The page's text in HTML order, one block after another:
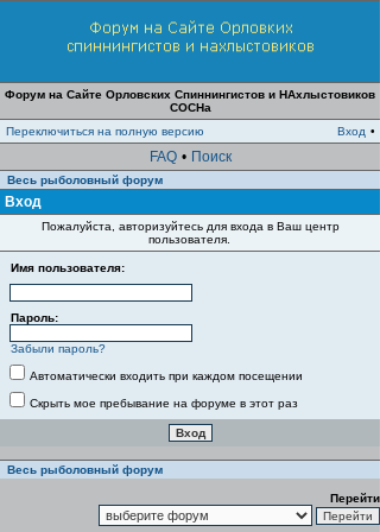
Форум на Сайте Орловских Спиннингистов и НАхлыстовиков
СОСНа
Переключиться на полную версию
Вход •
FAQ • Поиск
Весь рыболовный форум
Вход
Пожалуйста, авторизуйтесь для входа в Ваш центр
пользователя.
Имя пользователя:
Пароль:
Забыли пароль?
Автоматически входить при каждом посещении
Скрыть мое пребывание на форуме в этот раз
Весь рыболовный форум
Перейти